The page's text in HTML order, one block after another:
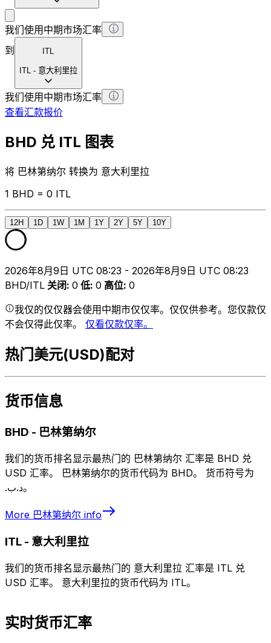
我们使用中期市场汇率
到
ITL
ITL - 意大利里拉
我们使用中期市场汇率
查看汇款报价
BHD 兑 ITL 图表
将 巴林第纳尔 转换为 意大利里拉
1 BHD = 0 ITL
12H 1D 1W 1M 1Y 2Y 5Y 10Y
2026年8月9日 UTC 08:23 - 2026年8月9日 UTC 08:23
BHD/ITL 关闭: 0 低: 0 高位: 0
我仅的仅仅器会使用中期市仅仅率。仅仅供参考。您仅款仅
不会仅得此仅率。 仅看仅款仅率。
热门美元(USD)配对
货币信息
BHD - 巴林第纳尔
我们的货币排名显示最热门的 巴林第纳尔 汇率是 BHD 兑
USD 汇率。 巴林第纳尔的货币代码为 BHD。 货币符号为
.د.ب。
More 巴林第纳尔 info
ITL - 意大利里拉
我们的货币排名显示最热门的 意大利里拉 汇率是 ITL 兑
USD 汇率。 意大利里拉的货币代码为 ITL。
实时货币汇率